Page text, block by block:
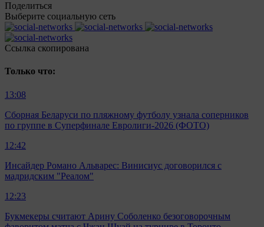
Поделиться
Выберите социальную сеть
Ccылка скопирована
Только что:
13:08
Сборная Беларуси по пляжному футболу узнала соперников
по группе в Суперфинале Евролиги-2026 (ФОТО)
12:42
Инсайдер Романо Альварес: Винисиус договорился с
мадридским "Реалом"
12:23
Букмекеры считают Арину Соболенко безоговорочным